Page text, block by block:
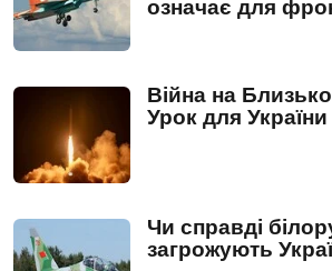
означає для
Війна на
Урок для України
Чи справді
загрожують